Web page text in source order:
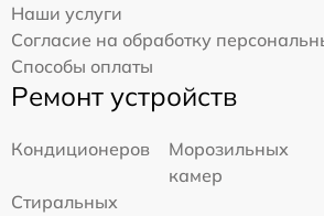
Наши услуги
Согласие на обработку
Способы оплаты
Ремонт устройств
Кондиционеров
Морозильных
камер
Стиральных